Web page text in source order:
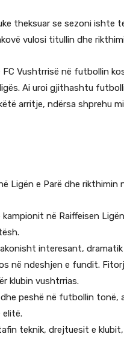
theksuar se sezoni ishte
vulosi titullin dhe
Vushtrrisë në futbollin
Ai uroi gjithashtu
arritje, ndërsa shprehu
Ligën e Parë dhe
në Raiffeisen
interesant,
në ndeshjen e fundit.
klubin vushtrrias.
peshë në futbollin tonë,
elitë.
teknik, drejtuesit e